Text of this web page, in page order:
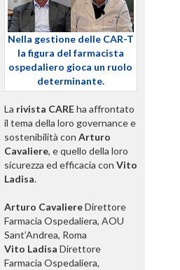
Nella gestione delle CAR-T
la figura del farmacista
ospedaliero gioca un ruolo
determinante.
La rivista CAREha affrontato
il tema della loro governance e
sostenibilità con Arturo
Cavaliere, e quello della loro
sicurezza ed efficacia con Vito
Ladisa.
Arturo CavaliereDirettore
Farmacia Ospedaliera, AOU
Sant’Andrea, Roma
Vito Ladisa Direttore
Farmacia Ospedaliera,